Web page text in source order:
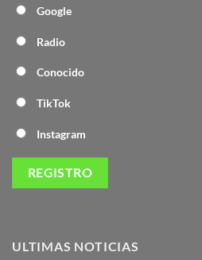
Google
Radio
Conocido
TikTok
Instagram
ULTIMAS NOTICIAS